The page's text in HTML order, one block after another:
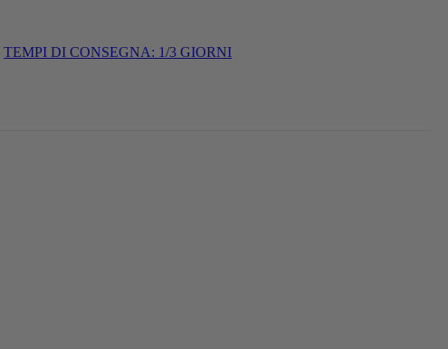
TEMPI DI CONSEGNA: 1/3 GIORNI